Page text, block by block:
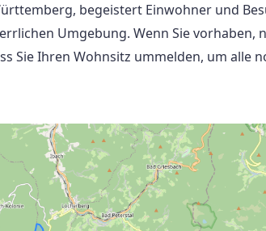
begeistert Einwohner und
Umgebung. Wenn Sie vorhaben,
Sie Ihren Wohnsitz ummelden, um alle